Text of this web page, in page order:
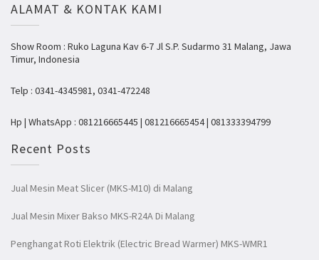
ALAMAT & KONTAK KAMI
Show Room : Ruko Laguna Kav 6-7 Jl S.P. Sudarmo 31 Malang, Jawa
Timur, Indonesia
Telp : 0341-4345981, 0341-472248
Hp | WhatsApp : 081216665445 | 081216665454 | 081333394799
Recent Posts
Jual Mesin Meat Slicer (MKS-M10) di Malang
Jual Mesin Mixer Bakso MKS-R24A Di Malang
Penghangat Roti Elektrik (Electric Bread Warmer) MKS-WMR1